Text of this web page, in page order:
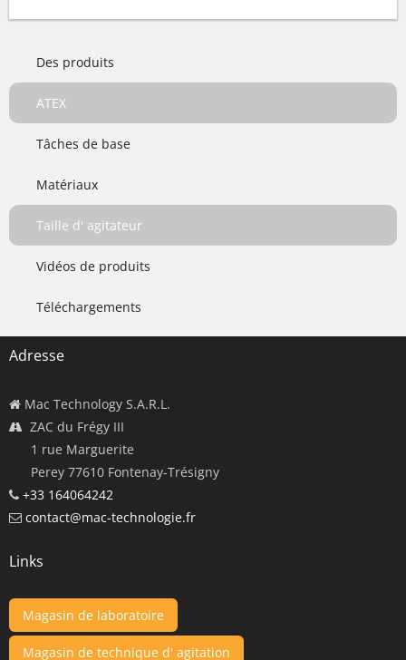
Des produits
ATEX
Tâches de base
Matériaux
Taille d' agitateur
Vidéos de produits
Téléchargements
Adresse
Mac Technology S.A.R.L.
ZAC du Frégy III
1 rue Marguerite
Perey 77610 Fontenay-Trésigny
+33 164064242
contact@mac-technologie.fr
Links
Magasin de laboratoire
Magasin de technique d' agitation